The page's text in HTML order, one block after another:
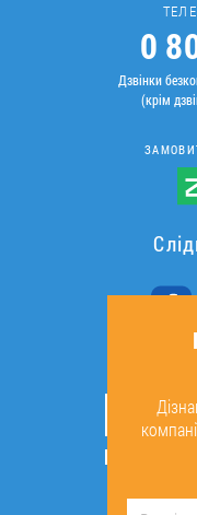
0
Дзвінки
(крім